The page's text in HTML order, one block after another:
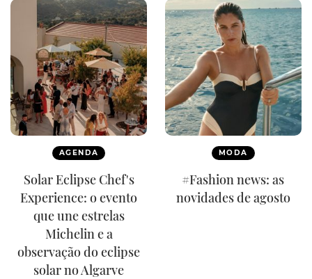
AGENDA
Solar Eclipse Chef's
Experience: o evento
que une estrelas
Michelin e a
observação do eclipse
solar no Algarve
MODA
#Fashion news: as
novidades de agosto